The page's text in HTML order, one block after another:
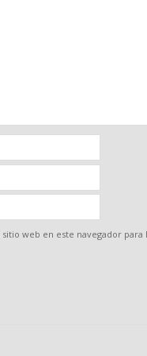
web en este navegador para